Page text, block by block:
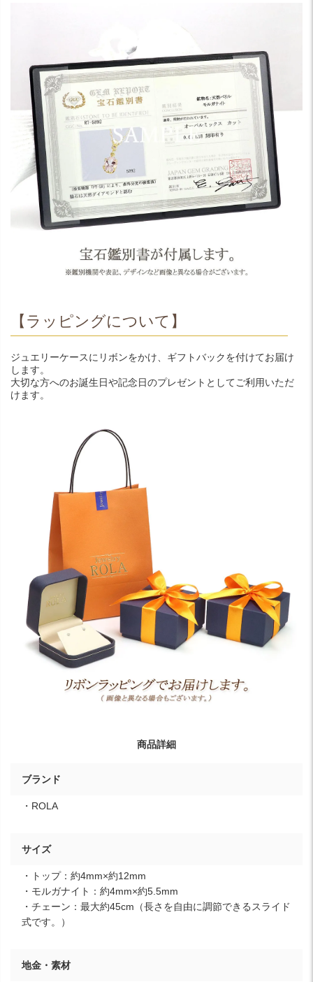
【ラッピングについて】
ジュエリーケースにリボンをかけ、ギフトバックを付けてお届け
します。
大切な方へのお誕生日や記念日のプレゼントとしてご利用いただ
けます。
商品詳細
ブランド
・ROLA
サイズ
・トップ：約4mm×約12mm
・モルガナイト：約4mm×約5.5mm
・チェーン：最大約45cm（長さを自由に調節できるスライド
式です。）
地金・素材